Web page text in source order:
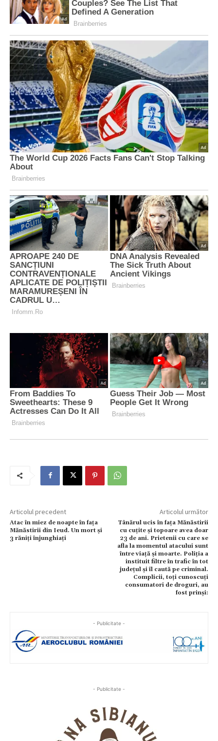
Articolul precedent
Atac în miez de noapte în fața
Mănăstirii din Ieud. Un mort și
3 răniți înjunghiați
Articolul următor
Tânărul ucis în fața Mănăstirii
cu cuțite și topoare avea doar
23 de ani. Prietenii cu care se
afla la momentul atacului sunt
între viață și moarte. Poliția a
instituit filtre în trafic în tot
județul și îl caută pe criminal.
Complicii, toți cunoscuți
consumatori de droguri, au
fost prinși:
- Publicitate -
- Publicitate -